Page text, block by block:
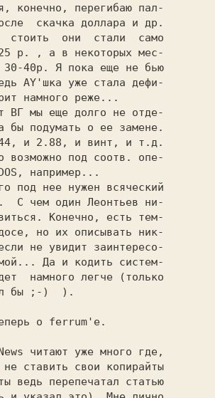
конечно, перегибаю пал-
скачка доллара и др.
стоить  они  стали  само
р. , а в некоторых мес-
30-40р. Я пока еще не бью
AY'шка уже стала дефи-
намного реже...
бы подумать о ее замене.
и 2.88, и винт, и т.д.
возможно под соотв. опе-
например...
С чем один Леонтьев ни-
Конечно, есть тем-
но их описывать ник-
не увидит заинтересо-
Да и кодить систем-
намного легче (только
бы ;-)  ).
ставить свои копирайты
ведь перепечатал статью